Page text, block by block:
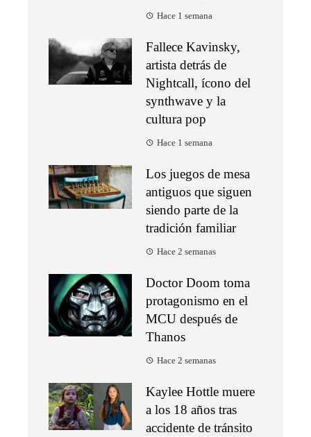
Hace 1 semana
Fallece Kavinsky,
artista detrás de
Nightcall, ícono del
synthwave y la
cultura pop
Hace 1 semana
Los juegos de mesa
antiguos que siguen
siendo parte de la
tradición familiar
Hace 2 semanas
Doctor Doom toma
protagonismo en el
MCU después de
Thanos
Hace 2 semanas
Kaylee Hottle muere
a los 18 años tras
accidente de tránsito